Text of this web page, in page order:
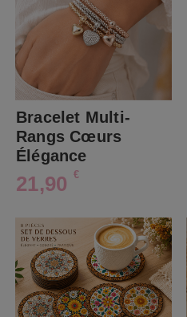
Bracelet Multi-
Rangs Cœurs
Élégance
21,90 €